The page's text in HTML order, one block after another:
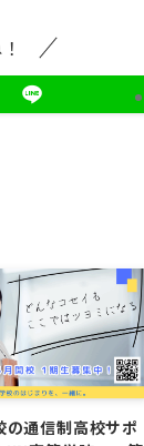
の通信制高校サポ